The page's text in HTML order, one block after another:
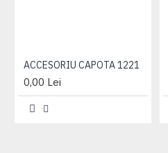
ACCESORIU CAPOTA 1221
0,00 Lei